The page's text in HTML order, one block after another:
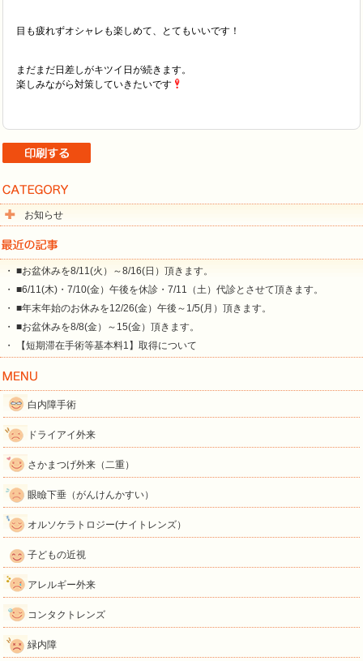
目も疲れずオシャレも楽しめて、とてもいいです！
まだまだ日差しがキツイ日が続きます。
楽しみながら対策していきたいです
お知らせ
・ ■お盆休みを8/11(火）～8/16(日）頂きます。
・ ■6/11(木)・7/10(金）午後を休診・7/11（土）代診とさせて頂きます。
・ ■年末年始のお休みを12/26(金）午後～1/5(月）頂きます。
・ ■お盆休みを8/8(金）～15(金）頂きます。
・ 【短期滞在手術等基本料1】取得について
白内障手術
ドライアイ外来
さかまつげ外来（二重）
眼瞼下垂（がんけんかすい）
オルソケラトロジー(ナイトレンズ）
子どもの近視
アレルギー外来
コンタクトレンズ
緑内障